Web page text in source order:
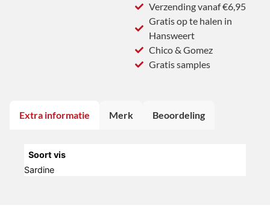
Verzending vanaf €6,95
Gratis op te halen in
Hansweert
Chico & Gomez
Gratis samples
Extra informatie Merk Beoordeling
Soort vis
Sardine